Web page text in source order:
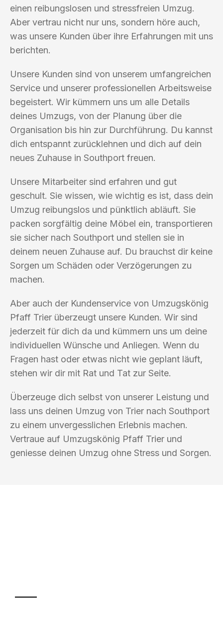
einen reibungslosen und stressfreien Umzug.
Aber vertrau nicht nur uns, sondern höre auch,
was unsere Kunden über ihre Erfahrungen mit uns
berichten.
Unsere Kunden sind von unserem umfangreichen
Service und unserer professionellen Arbeitsweise
begeistert. Wir kümmern uns um alle Details
deines Umzugs, von der Planung über die
Organisation bis hin zur Durchführung. Du kannst
dich entspannt zurücklehnen und dich auf dein
neues Zuhause in Southport freuen.
Unsere Mitarbeiter sind erfahren und gut
geschult. Sie wissen, wie wichtig es ist, dass dein
Umzug reibungslos und pünktlich abläuft. Sie
packen sorgfältig deine Möbel ein, transportieren
sie sicher nach Southport und stellen sie in
deinem neuen Zuhause auf. Du brauchst dir keine
Sorgen um Schäden oder Verzögerungen zu
machen.
Aber auch der Kundenservice von Umzugskönig
Pfaff Trier überzeugt unsere Kunden. Wir sind
jederzeit für dich da und kümmern uns um deine
individuellen Wünsche und Anliegen. Wenn du
Fragen hast oder etwas nicht wie geplant läuft,
stehen wir dir mit Rat und Tat zur Seite.
Überzeuge dich selbst von unserer Leistung und
lass uns deinen Umzug von Trier nach Southport
zu einem unvergesslichen Erlebnis machen.
Vertraue auf Umzugskönig Pfaff Trier und
geniesse deinen Umzug ohne Stress und Sorgen.